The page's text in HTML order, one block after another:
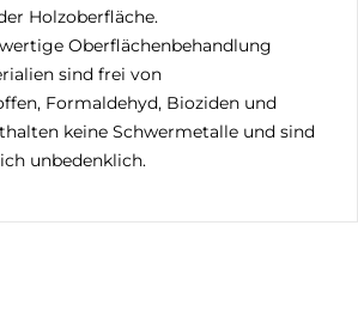
Holzoberfläche.
Oberflächenbehandlung
sind frei von
Formaldehyd, Bioziden und
keine Schwermetalle und sind
unbedenklich.